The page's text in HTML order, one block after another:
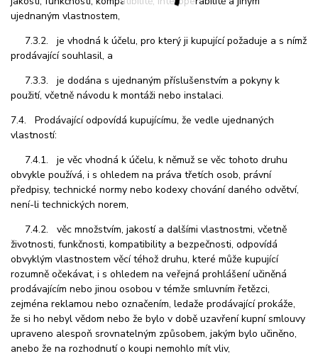
ujednaným vlastnostem,
7.3.2. je vhodná k účelu, pro který ji kupující požaduje a s nímž
prodávající souhlasil, a
7.3.3. je dodána s ujednaným příslušenstvím a pokyny k
použití, včetně návodu k montáži nebo instalaci.
7.4. Prodávající odpovídá kupujícímu, že vedle ujednaných
vlastností:
7.4.1. je věc vhodná k účelu, k němuž se věc tohoto druhu
obvykle používá, i s ohledem na práva třetích osob, právní
předpisy, technické normy nebo kodexy chování daného odvětví,
není-li technických norem,
7.4.2. věc množstvím, jakostí a dalšími vlastnostmi, včetně
životnosti, funkčnosti, kompatibility a bezpečnosti, odpovídá
obvyklým vlastnostem věcí téhož druhu, které může kupující
rozumně očekávat, i s ohledem na veřejná prohlášení učiněná
prodávajícím nebo jinou osobou v témže smluvním řetězci,
zejména reklamou nebo označením, ledaže prodávající prokáže,
že si ho nebyl vědom nebo že bylo v době uzavření kupní smlouvy
upraveno alespoň srovnatelným způsobem, jakým bylo učiněno,
anebo že na rozhodnutí o koupi nemohlo mít vliv,